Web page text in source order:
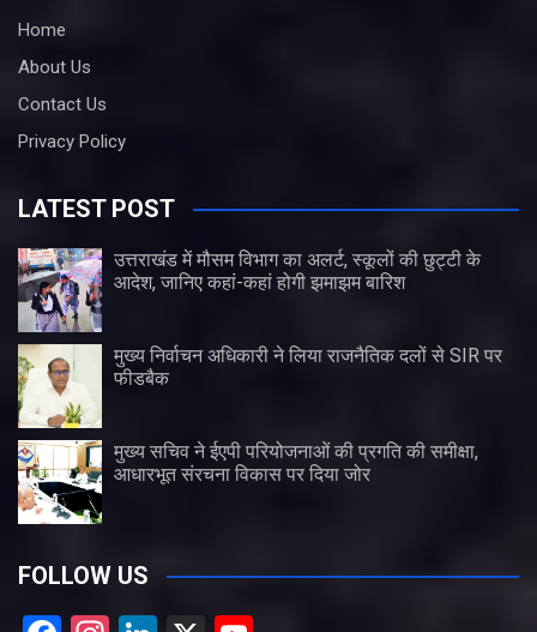
Home
About Us
Contact Us
Privacy Policy
LATEST POST
उत्तराखंड में मौसम विभाग का अलर्ट, स्कूलों की छुट्टी के
आदेश, जानिए कहां-कहां होगी झमाझम बारिश
मुख्य निर्वाचन अधिकारी ने लिया राजनैतिक दलों से SIR पर
फीडबैक
मुख्य सचिव ने ईएपी परियोजनाओं की प्रगति की समीक्षा,
आधारभूत संरचना विकास पर दिया जोर
FOLLOW US